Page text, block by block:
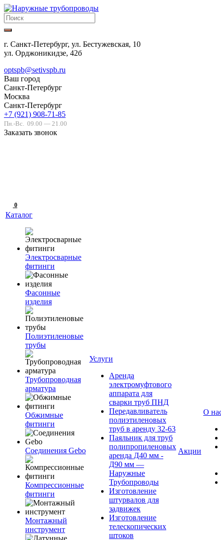
г. Санкт-Петербург, ул. Бестужевская, 10
ул. Орджоникидзе, 42б
optspb@setivspb.ru
Ваш город
Санкт-Петербург
Москва
Санкт-Петербург
+7 (921) 908-71-85
Пн.-Вс. 09.00 — 21.00
Заказать звонок
0
Каталог
Электросварные
фитинги
Фасонные
изделия
Полиэтиленовые
трубы
Трубопроводная
арматура
Обжимные
фитинги
Соединения Gebo
Компрессионные
фитинги
Монтажный
инструмент
Услуги
Аренда
электромуфтового
аппарата для
сварки труб ПНД
Передавливатель
полиэтиленовых
труб в аренду 32-63
Паяльник для труб
полипропиленовых
аренда Д40 мм -
Д90 мм —
Наружные
Трубопроводы
Изготовление
штурвалов для
задвижек
Изготовление
телескопических
штоков
Акции
О